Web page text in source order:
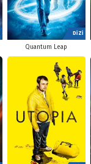
DİZİ
Quantum Leap